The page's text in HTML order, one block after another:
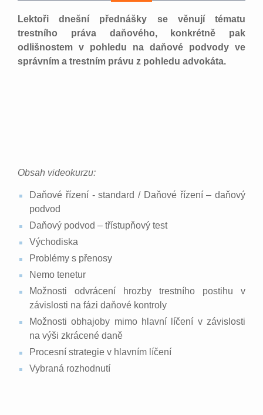
Lektoři dnešní přednášky se věnují tématu
trestního práva daňového, konkrétně pak
odlišnostem v pohledu na daňové podvody ve
správním a trestním právu z pohledu advokáta.
Obsah videokurzu:
Daňové řízení - standard / Daňové řízení – daňový
podvod
Daňový podvod – třístupňový test
Východiska
Problémy s přenosy
Nemo tenetur
Možnosti odvrácení hrozby trestního postihu v
závislosti na fázi daňové kontroly
Možnosti obhajoby mimo hlavní líčení v závislosti
na výši zkrácené daně
Procesní strategie v hlavním líčení
Vybraná rozhodnutí